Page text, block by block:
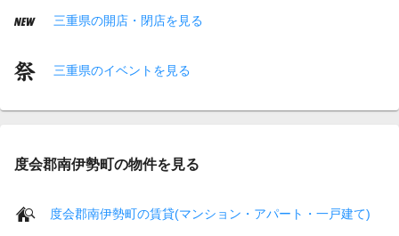
三重県の開店・閉店を見る
三重県のイベントを見る
度会郡南伊勢町の物件を見る
度会郡南伊勢町の賃貸(マンション・アパート・一戸建て)